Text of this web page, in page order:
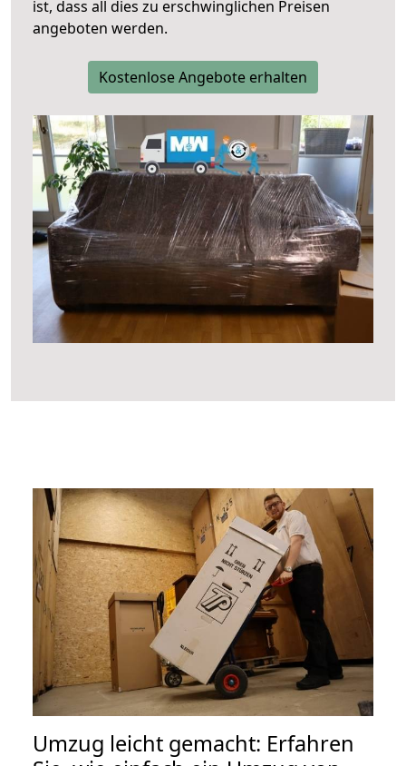
ist, dass all dies zu erschwinglichen Preisen
angeboten werden.
Kostenlose Angebote erhalten
Umzug leicht gemacht: Erfahren